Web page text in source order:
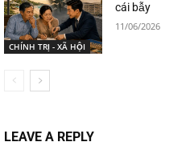
CHÍNH TRỊ - XÃ HỘI
cái bẫy
11/06/2026
LEAVE A REPLY